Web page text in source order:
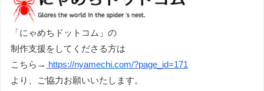
「にゃめちドットコム」の
制作支援をしてくださる方は
こちら→ https://nyamechi.com/?page_id=171
より、ご協力お願いいたします。